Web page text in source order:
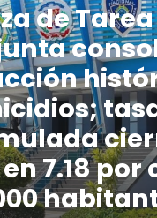
de Tarea
7.18 por